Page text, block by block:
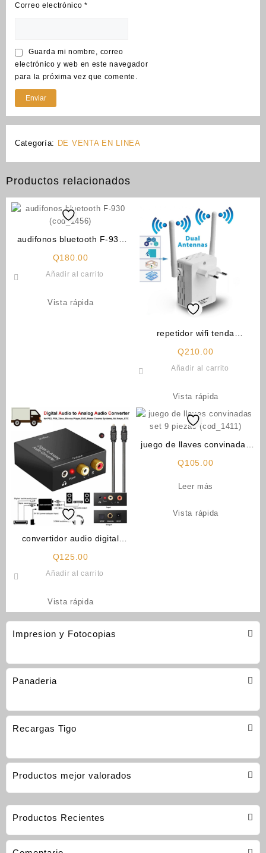
Impresion y Fotocopias
Panaderia
Recargas Tigo
Productos mejor valorados
Correo electrónico*
Guarda mi nombre, correo
electrónico y web en este navegador
para la próxima vez que comente.
Categoría: DE VENTA EN LINEA
Productos relacionados
audifonos bluetooth F-930
Q180.00
Añadir al carrito
Vista rápida
repetidor wifi tenda
Q210.00
Añadir al carrito
Vista rápida
convertidor audio digital
Q125.00
Añadir al carrito
Vista rápida
juego de llaves convinadas
Q105.00
Leer más
Vista rápida
Productos Recientes